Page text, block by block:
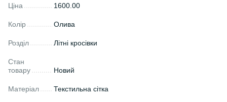
Ціна 1600.00
Колір Олива
Розділ Літні кросівки
Стан
товару
Новий
Матеріал Текстильна сітка